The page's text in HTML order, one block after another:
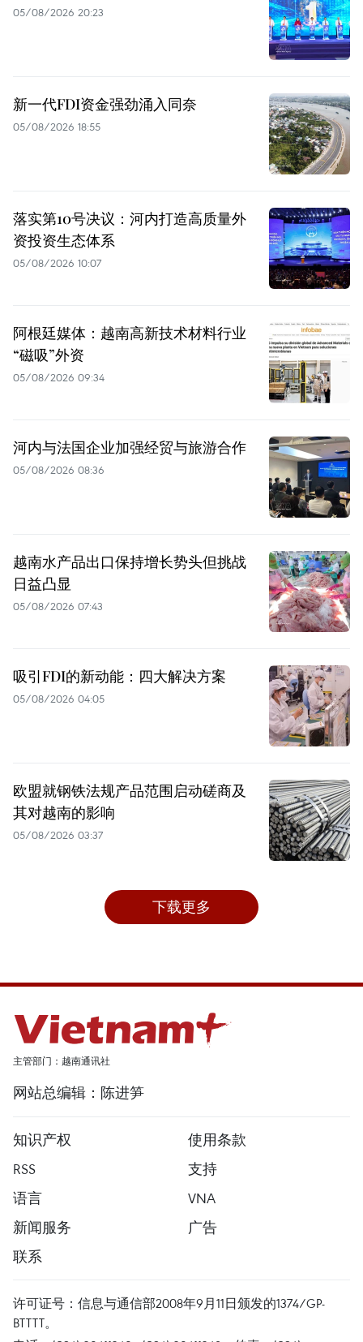
05/08/2026 20:23
新一代FDI资金强劲涌入同奈
05/08/2026 18:55
落实第10号决议：河内打造高质量外
资投资生态体系
05/08/2026 10:07
阿根廷媒体：越南高新技术材料行业
“磁吸”外资
05/08/2026 09:34
河内与法国企业加强经贸与旅游合作
05/08/2026 08:36
越南水产品出口保持增长势头但挑战
日益凸显
05/08/2026 07:43
吸引FDI的新动能：四大解决方案
05/08/2026 04:05
欧盟就钢铁法规产品范围启动磋商及
其对越南的影响
05/08/2026 03:37
下载更多
主管部门：越南通讯社
网站总编辑：陈进笋
知识产权
使用条款
RSS
支持
语言
VNA
新闻服务
广告
联系
许可证号：信息与通信部2008年9月11日颁发的1374/GP-
BTTTT。